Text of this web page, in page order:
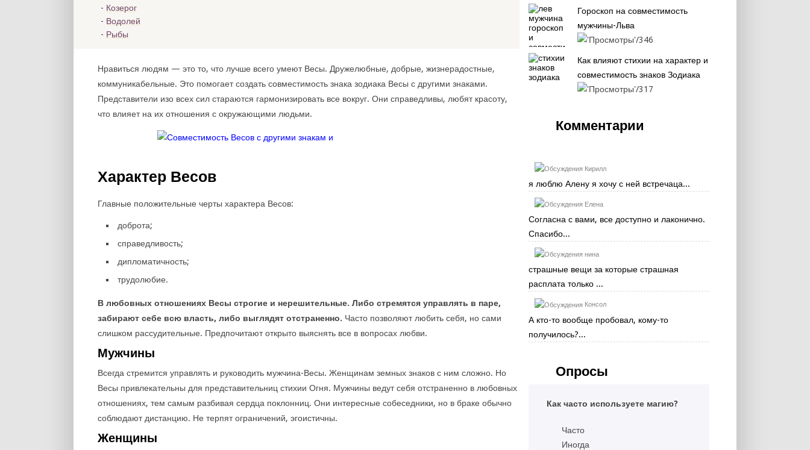
Козерог
Водолей
Рыбы
Нравиться людям — это то, что лучше всего умеют Весы. Дружелюбные, добрые, жизнерадостные,
коммуникабельные. Это помогает создать совместимость знака зодиака Весы с другими знаками.
Представители изо всех сил стараются гармонизировать все вокруг. Они справедливы, любят красоту,
что влияет на их отношения с окружающими людьми.
Характер Весов
Главные положительные черты характера Весов:
доброта;
справедливость;
дипломатичность;
трудолюбие.
В любовных отношениях Весы строгие и нерешительные. Либо стремятся управлять в паре,
забирают себе всю власть, либо выглядят отстраненно. Часто позволяют любить себя, но сами
слишком рассудительные. Предпочитают открыто выяснять все в вопросах любви.
Мужчины
Всегда стремится управлять и руководить мужчина-Весы. Женщинам земных знаков с ним сложно. Но
Весы привлекательны для представительниц стихии Огня. Мужчины ведут себя отстраненно в любовных
отношениях, тем самым разбивая сердца поклонниц. Они интересные собеседники, но в браке обычно
соблюдают дистанцию. Не терпят ограничений, эгоистичны.
Женщины
Гороскоп на совместимость
мужчины-Льва
346
Как влияют стихии на характер и
совместимость знаков Зодиака
317
Комментарии
Кирилл
я люблю Алену я хочу с ней встречаца...
Елена
Согласна с вами, все доступно и лаконично.
Спасибо...
нина
страшные вещи за которые страшная
расплата только ...
Консол
А кто-то вообще пробовал, кому-то
получилось?...
Опросы
Как часто используете магию?
Часто
Иногда